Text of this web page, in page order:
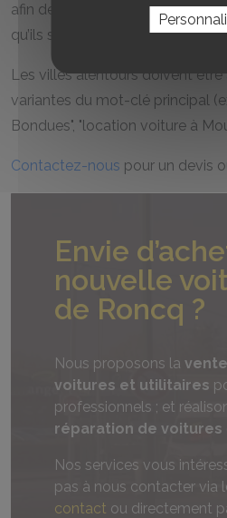
afin de garantir la longévité et
qu’ils soient loués ou personnels.
Les villes alentours doivent être
variantes du mot-clé principal
Bondues", "location voiture à
Contactez-nous pour un devis
Envie
nouvelle
de Roncq ?
Nous proposons la
voitures et utilitaires
professionnels ; et
réparation de voitures
Nos services vous
pas à nous contacter via
contact ou directement